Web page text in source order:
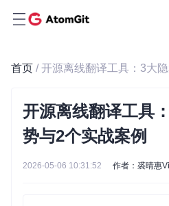
首页 / 开源离线翻译工具：3大
开源离线翻译工具
势与2个实战案例
2026-05-06 10:31:52 作者：裘晴惠